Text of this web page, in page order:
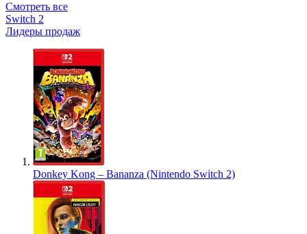
Смотреть все
Switch 2
Лидеры продаж
Donkey Kong – Bananza (Nintendo Switch 2)